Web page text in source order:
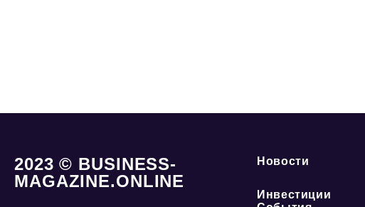
2023 © BUSINESS-
MAGAZINE.ONLINE
Новости
Инвестиции